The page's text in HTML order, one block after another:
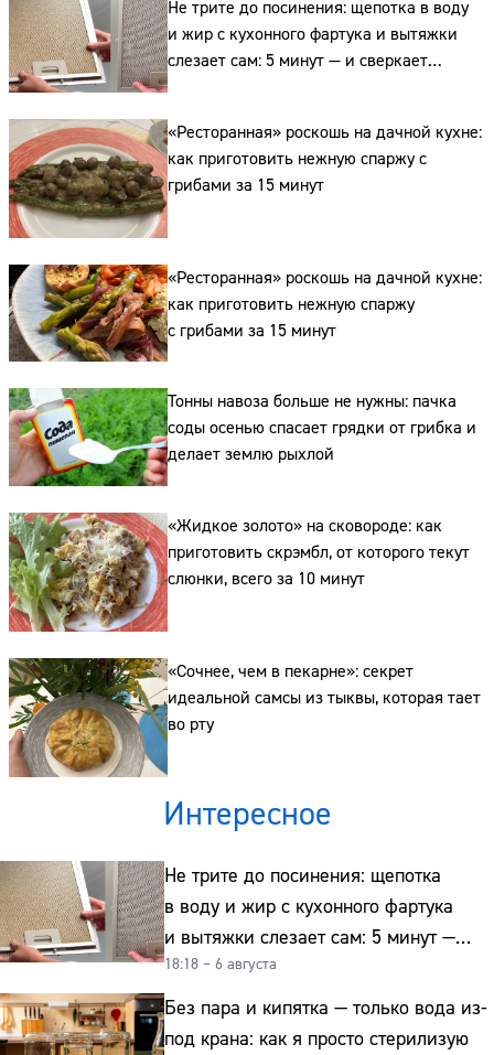
Не трите до посинения: щепотка в воду
и жир с кухонного фартука и вытяжки
слезает сам: 5 минут — и сверкает
как новая
«Ресторанная» роскошь на дачной кухне:
как приготовить нежную спаржу с
грибами за 15 минут
«Ресторанная» роскошь на дачной кухне:
как приготовить нежную спаржу
с грибами за 15 минут
Тонны навоза больше не нужны: пачка
соды осенью спасает грядки от грибка и
делает землю рыхлой
«Жидкое золото» на сковороде: как
приготовить скрэмбл, от которого текут
слюнки, всего за 10 минут
«Сочнее, чем в пекарне»: секрет
идеальной самсы из тыквы, которая тает
во рту
Интересное
Не трите до посинения: щепотка
в воду и жир с кухонного фартука
и вытяжки слезает сам: 5 минут —
и сверкает как новая
18:18 – 6 августа
Без пара и кипятка — только вода из-
под крана: как я просто стерилизую
Сайт:
Адрес: